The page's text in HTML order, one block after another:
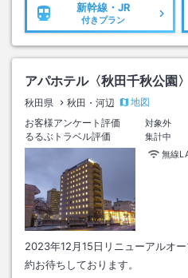
新幹線・JR
付きプラン
アパホテル〈秋田千秋公園〉
秋田県 秋田・河辺
地図
お客様アンケート評価
対象外
るるぶトラベル評価
集計中
無線
2023年12月15日リニューアルオ
約お待ちしております。